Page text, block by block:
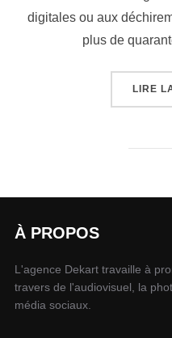
digitales ou aux
plus de
LIRE
À PROPOS
L'agence Dekart travaille à
travers de l'audiovisuel, la
média sociaux.